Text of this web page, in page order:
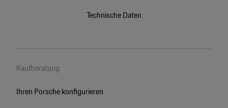
Technische Daten
Kaufberatung
Ihren Porsche konfigurieren